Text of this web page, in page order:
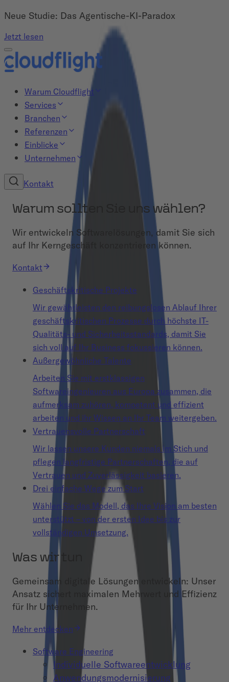
Neue Studie: Das Agentische-KI-Paradox
Jetzt lesen
Warum Cloudflight
Services
Branchen
Referenzen
Einblicke
Unternehmen
Kontakt
Warum sollten Sie uns wählen?
Wir entwickeln Softwarelösungen, damit Sie sich
auf Ihr Kerngeschäft konzentrieren können.
Kontakt
Geschäftskritische Projekte
Wir gewährleisten den reibungslosen Ablauf Ihrer
geschäftskritischen Prozesse durch höchste IT-
Qualitäts- und Sicherheitsstandards, damit Sie
sich voll auf Ihr Business fokussieren können.
Außergewöhnliche Talente
Arbeiten Sie mit erstklassigen
Softwareingenieuren aus Europa zusammen, die
aufmerksam zuhören, kompetent und effizient
arbeiten und ihr Wissen an Ihr Team weitergeben.
Vertrauensvolle Partnerschaft
Wir lassen unsere Kunden niemals im Stich und
pflegen langfristige Partnerschaften, die auf
Vertrauen und Zuverlässigkeit basieren.
Drei einfache Wege zum Start
Wählen Sie das Modell, das Ihre Vision am besten
unterstützt – von der ersten Idee bis zur
vollständigen Umsetzung.
Was wir tun
Gemeinsam digitale Lösungen entwickeln: Unser
Ansatz sichert maximalen Mehrwert und Effizienz
für Ihr Unternehmen.
Mehr entdecken
Software Engineering
Individuelle Softwareentwicklung
Anwendungsmodernisierung